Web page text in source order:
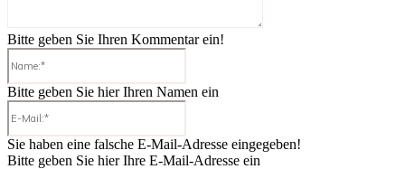
Bitte geben Sie Ihren Kommentar ein!
Bitte geben Sie hier Ihren Namen ein
Sie haben eine falsche E-Mail-Adresse eingegeben!
Bitte geben Sie hier Ihre E-Mail-Adresse ein